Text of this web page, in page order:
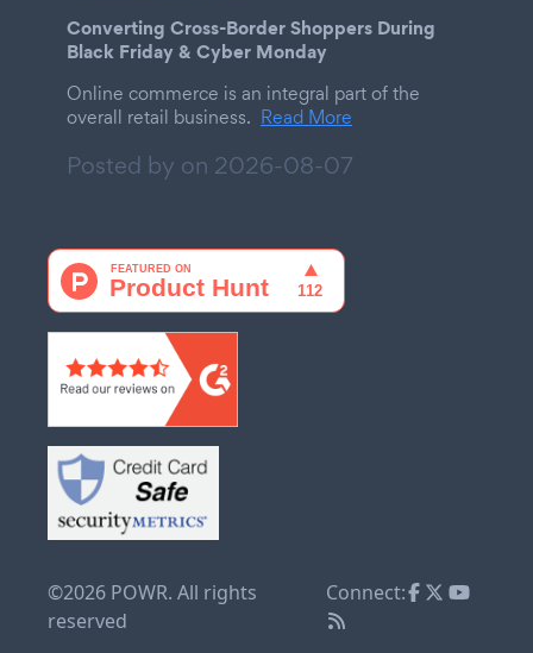
Converting Cross-Border Shoppers During
Black Friday & Cyber Monday
Online commerce is an integral part of the
overall retail business. Read More
Posted by on 2026-08-07
©2026 POWR. All rights
reserved
Connect: